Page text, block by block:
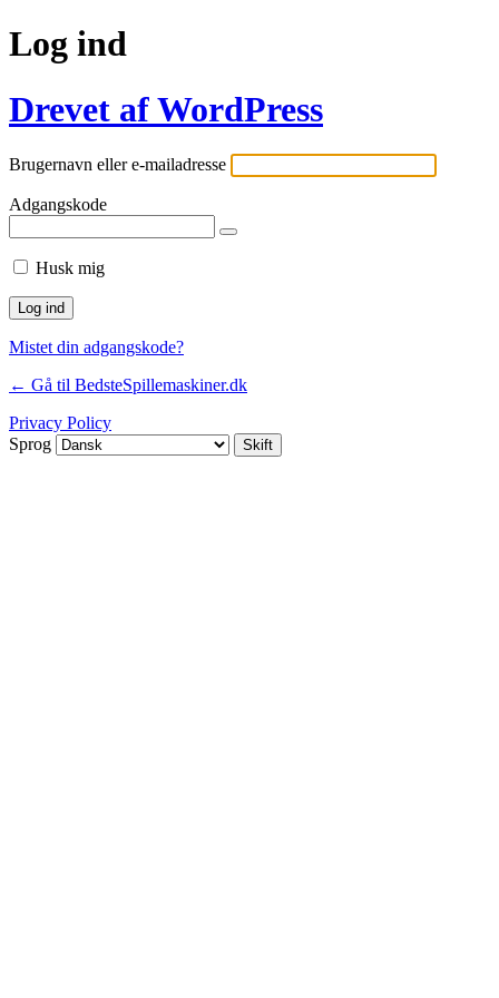
Log ind
Drevet af WordPress
Brugernavn eller e-mailadresse
Adgangskode
Husk mig
Mistet din adgangskode?
← Gå til BedsteSpillemaskiner.dk
Privacy Policy
Sprog